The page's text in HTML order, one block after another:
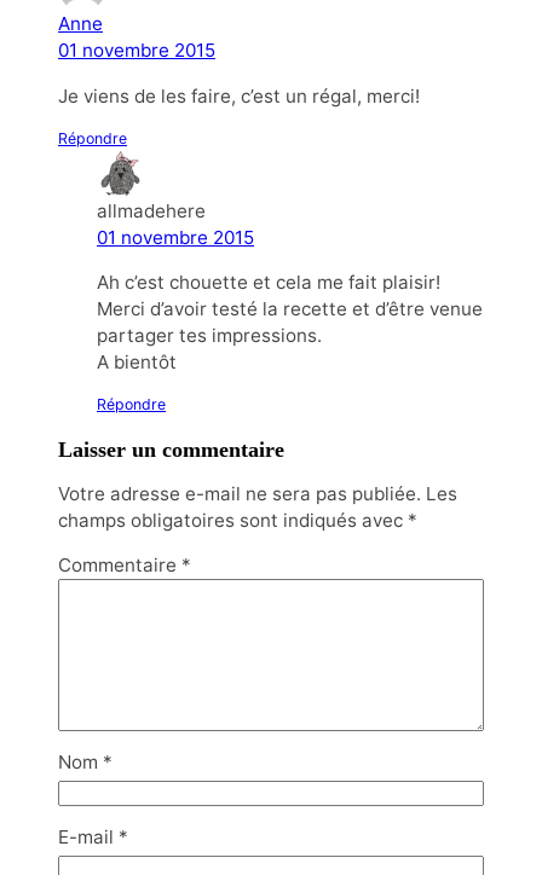
Anne
01 novembre 2015
Je viens de les faire, c’est un régal, merci!
Répondre
allmadehere
01 novembre 2015
Ah c’est chouette et cela me fait plaisir!
Merci d’avoir testé la recette et d’être venue
partager tes impressions.
A bientôt
Répondre
Laisser un commentaire
Votre adresse e-mail ne sera pas publiée. Les
champs obligatoires sont indiqués avec *
Commentaire *
Nom *
E-mail *